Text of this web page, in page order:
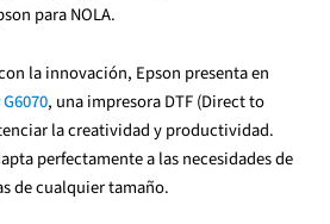
para NOLA.
la innovación, Epson presenta en
, una impresora DTF (Direct to
la creatividad y productividad.
perfectamente a las necesidades de
de cualquier tamaño.